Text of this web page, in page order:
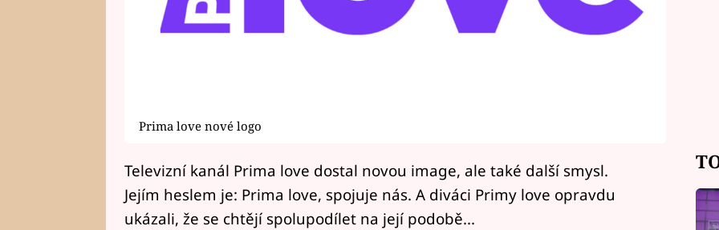
Prima love nové logo
Televizní kanál Prima love dostal novou image, ale také další smysl.
Jejím heslem je: Prima love, spojuje nás. A diváci Primy love opravdu
ukázali, že se chtějí spolupodílet na její podobě...